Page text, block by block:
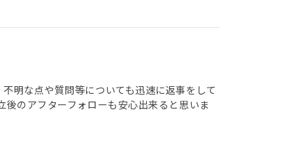
明な点や質問等についても迅速に返事をして
のアフターフォローも安心出来ると思いま